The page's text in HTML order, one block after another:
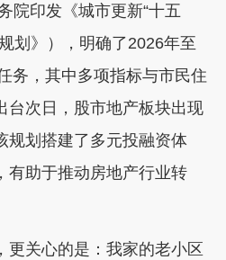
印发《城市更新“十五
划》），明确了2026年至
务，其中多项指标与市民住
台次日，股市地产板块出现
规划搭建了多元投融资体
有助于推动房地产行业转
关心的是：我家的老小区